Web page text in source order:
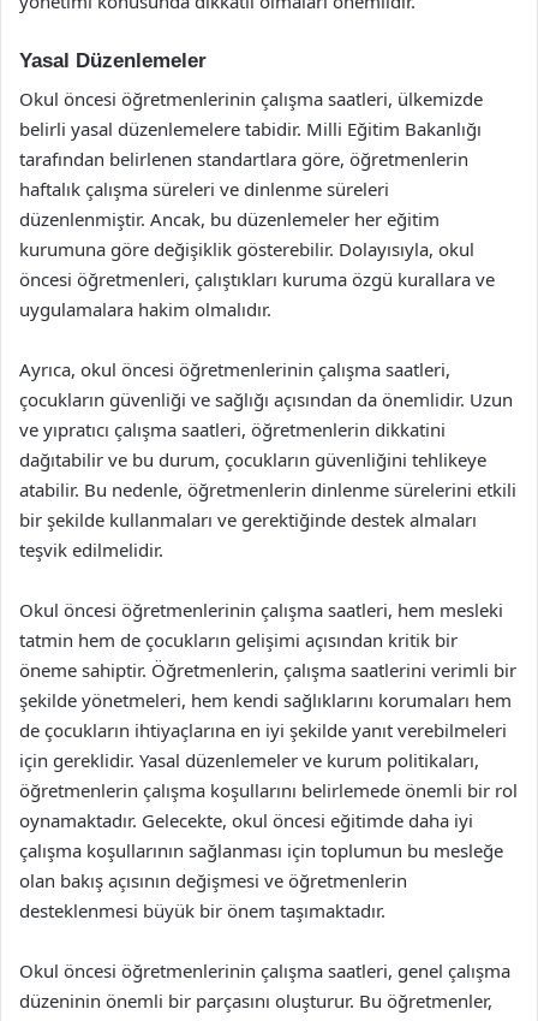
Yasal Düzenlemeler
Okul öncesi öğretmenlerinin çalışma saatleri, ülkemizde
belirli yasal düzenlemelere tabidir. Milli Eğitim Bakanlığı
tarafından belirlenen standartlara göre, öğretmenlerin
haftalık çalışma süreleri ve dinlenme süreleri
düzenlenmiştir. Ancak, bu düzenlemeler her eğitim
kurumuna göre değişiklik gösterebilir. Dolayısıyla, okul
öncesi öğretmenleri, çalıştıkları kuruma özgü kurallara ve
uygulamalara hakim olmalıdır.
Ayrıca, okul öncesi öğretmenlerinin çalışma saatleri,
çocukların güvenliği ve sağlığı açısından da önemlidir. Uzun
ve yıpratıcı çalışma saatleri, öğretmenlerin dikkatini
dağıtabilir ve bu durum, çocukların güvenliğini tehlikeye
atabilir. Bu nedenle, öğretmenlerin dinlenme sürelerini etkili
bir şekilde kullanmaları ve gerektiğinde destek almaları
teşvik edilmelidir.
Okul öncesi öğretmenlerinin çalışma saatleri, hem mesleki
tatmin hem de çocukların gelişimi açısından kritik bir
öneme sahiptir. Öğretmenlerin, çalışma saatlerini verimli bir
şekilde yönetmeleri, hem kendi sağlıklarını korumaları hem
de çocukların ihtiyaçlarına en iyi şekilde yanıt verebilmeleri
için gereklidir. Yasal düzenlemeler ve kurum politikaları,
öğretmenlerin çalışma koşullarını belirlemede önemli bir rol
oynamaktadır. Gelecekte, okul öncesi eğitimde daha iyi
çalışma koşullarının sağlanması için toplumun bu mesleğe
olan bakış açısının değişmesi ve öğretmenlerin
desteklenmesi büyük bir önem taşımaktadır.
Okul öncesi öğretmenlerinin çalışma saatleri, genel çalışma
düzeninin önemli bir parçasını oluşturur. Bu öğretmenler,